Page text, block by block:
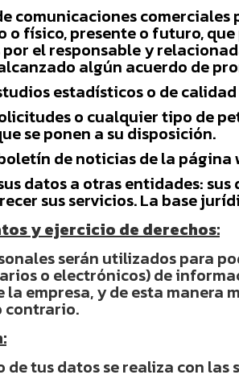
comunicaciones
o físico, presente o futuro,
el responsable y
algún acuerdo de
estadísticos o de
o cualquier tipo de
se ponen a su disposición.
de noticias de la página
datos a otras entidades:
sus servicios. La base
y ejercicio de derechos:
serán utilizados para
o electrónicos) de
la empresa, y de esta
contrario.
tus datos se realiza con